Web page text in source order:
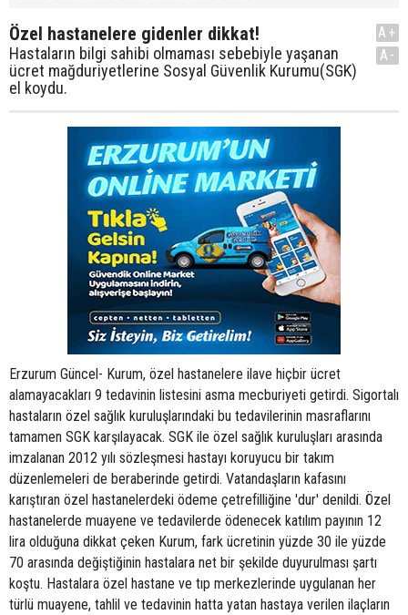
Özel hastanelere gidenler dikkat!
Hastaların bilgi sahibi olmaması sebebiyle yaşanan
ücret mağduriyetlerine Sosyal Güvenlik Kurumu(SGK)
el koydu.
A+
A-
Erzurum Güncel- Kurum, özel hastanelere ilave hiçbir ücret
alamayacakları 9 tedavinin listesini asma mecburiyeti getirdi. Sigortalı
hastaların özel sağlık kuruluşlarındaki bu tedavilerinin masraflarını
tamamen SGK karşılayacak. SGK ile özel sağlık kuruluşları arasında
imzalanan 2012 yılı sözleşmesi hastayı koruyucu bir takım
düzenlemeleri de beraberinde getirdi. Vatandaşların kafasını
karıştıran özel hastanelerdeki ödeme çetrefilliğine 'dur' denildi. Özel
hastanelerde muayene ve tedavilerde ödenecek katılım payının 12
lira olduğuna dikkat çeken Kurum, fark ücretinin yüzde 30 ile yüzde
70 arasında değiştiğinin hastalara net bir şekilde duyurulması şartı
koştu. Hastalara özel hastane ve tıp merkezlerinde uygulanan her
türlü muayene, tahlil ve tedavinin hatta yatan hastaya verilen ilaçların